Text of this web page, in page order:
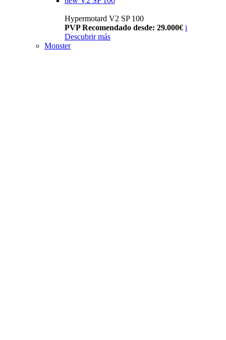
Hypermotard V2 SP 100
PVP Recomendado desde: 29.000€ i
Descubrir más
Monster